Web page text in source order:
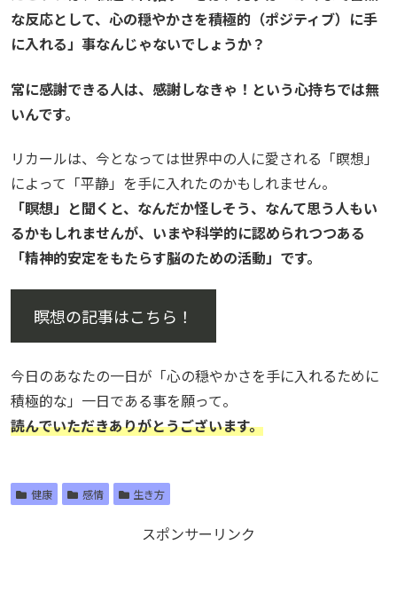
な反応として、心の穏やかさを積極的（ポジティブ）に手
に入れる」事なんじゃないでしょうか？
常に感謝できる人は、感謝しなきゃ！という心持ちでは無
いんです。
リカールは、今となっては世界中の人に愛される「瞑想」
によって「平静」を手に入れたのかもしれません。
「瞑想」と聞くと、なんだか怪しそう、なんて思う人もい
るかもしれませんが、いまや科学的に認められつつある
「精神的安定をもたらす脳のための活動」です。
瞑想の記事はこちら！
今日のあなたの一日が「心の穏やかさを手に入れるために
積極的な」一日である事を願って。
読んでいただきありがとうございます。
健康 感情 生き方
スポンサーリンク